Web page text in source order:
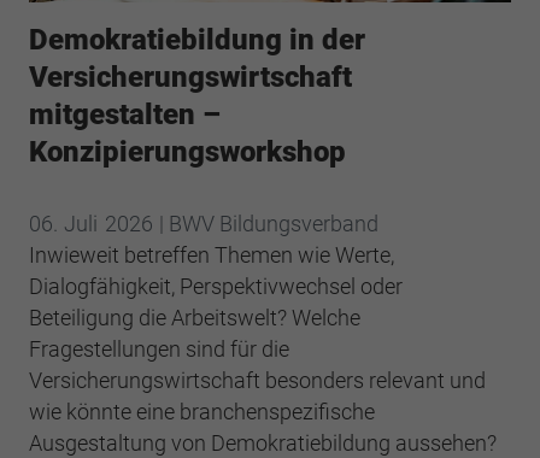
Demokratiebildung in der
Versicherungswirtschaft
mitgestalten –
Konzipierungsworkshop
06. Juli 2026 | BWV Bildungsverband
Inwieweit betreffen Themen wie Werte,
Dialogfähigkeit, Perspektivwechsel oder
Beteiligung die Arbeitswelt? Welche
Fragestellungen sind für die
Versicherungswirtschaft besonders relevant und
wie könnte eine branchenspezifische
Ausgestaltung von Demokratiebildung aussehen?
Name
Anbieter BWV Südwest
Laufzeit 1 Jahr
Dieses Cookie wird verwendet, um Ihre
speichern.
Name SgCookieOptin.lastPreferences
Anbieter BWV Südwest
Laufzeit 1 Jahr
Cookie-Informationen anzeigen
Google Analytics
Name _ga
Laufzeit 2 Jahre
Zweck
Registriert eine eindeutige ID, die verwendet
wird, um statistische Daten dazu, wie der
Besucher die Website nutzt, zu generieren.
Name _ga_#
Cookie-Informationen anzeigen